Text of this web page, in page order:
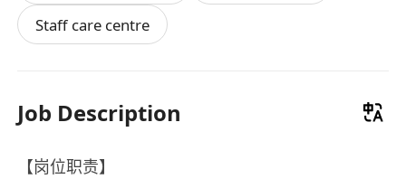
Staff care centre
Job Description
【岗位职责】